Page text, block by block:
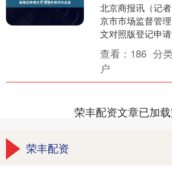
北京商报讯（记
京市市场监督管
文对照版登记申
类别外商投资主
南，持续提升外
查看： 186 分
户
荣丰配资文章已加
荣丰配资